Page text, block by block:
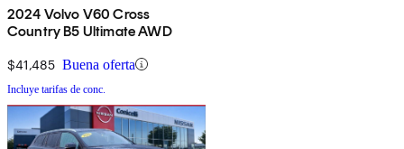
2024 Volvo V60 Cross
Country B5 Ultimate AWD
$41,485 Buena oferta
Incluye tarifas de conc.